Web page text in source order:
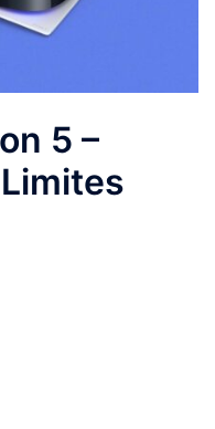
5 –